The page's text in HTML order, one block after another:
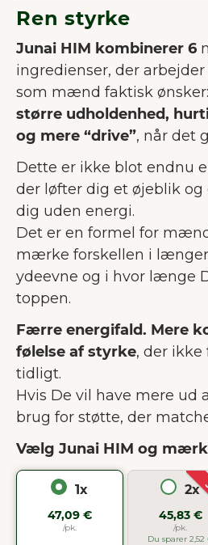
Ren styrke
Junai HIM kombinerer 6
ingredienser, der
som mænd faktisk ønsker:
større udholdenhed,
og mere “drive”, når det
Dette er ikke blot endnu
der løfter dig et øjeblik
dig uden energi.
Det er en formel for
mærke forskellen i
ydeevne og i hvor længe
toppen.
Færre energifald. Mere
følelse af styrke, der ikke
tidligt.
Hvis De vil have mere ud
brug for støtte, der
Vælg Junai HIM og
1x
47,09 €
/pk.
2x
45,83 €
/pk.
Du sparer 2,52